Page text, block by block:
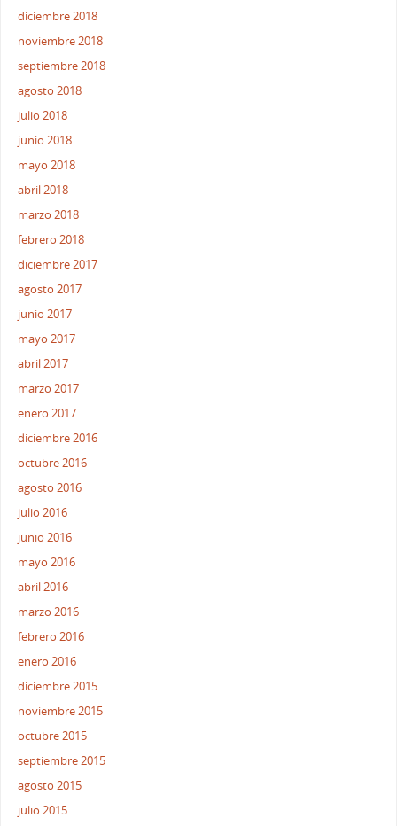
diciembre 2018
noviembre 2018
septiembre 2018
agosto 2018
julio 2018
junio 2018
mayo 2018
abril 2018
marzo 2018
febrero 2018
diciembre 2017
agosto 2017
junio 2017
mayo 2017
abril 2017
marzo 2017
enero 2017
diciembre 2016
octubre 2016
agosto 2016
julio 2016
junio 2016
mayo 2016
abril 2016
marzo 2016
febrero 2016
enero 2016
diciembre 2015
noviembre 2015
octubre 2015
septiembre 2015
agosto 2015
julio 2015